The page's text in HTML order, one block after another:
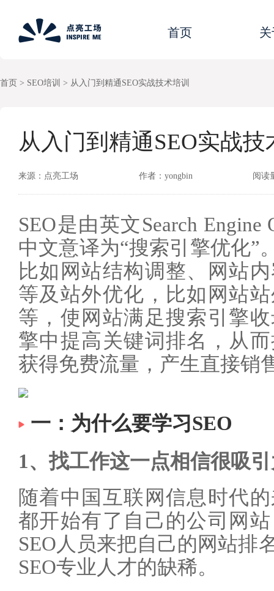
首页
首页 > SEO培训 > 从入门到精通SEO实战技术培训
从入门到精通SEO实战技
来源：点亮工场 作者：yongbin 阅读
SEO是由英文Search
中文意译为“搜索引擎优化”
比如网站结构调整、网站
等及站外优化，比如网站
等，使网站满足搜索引擎
擎中提高关键词排名，从
获得免费流量，产生直接销
一：为什么要学习SEO
1、找工作这一点相信很吸
随着中国互联网信息时代
都开始有了自己的公司网
SEO人员来把自己的网站排
SEO专业人才的缺稀。